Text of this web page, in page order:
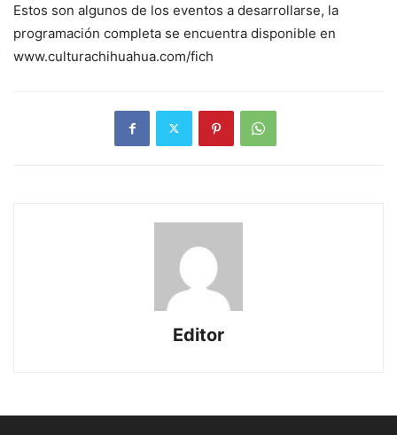
Estos son algunos de los eventos a desarrollarse, la
programación completa se encuentra disponible en
www.culturachihuahua.com/fich
Editor